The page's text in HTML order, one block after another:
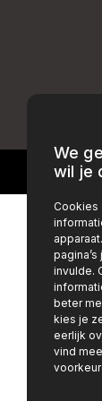
We
wil je
Cookies
invulde.
beter
kies je
eerlijk
vind